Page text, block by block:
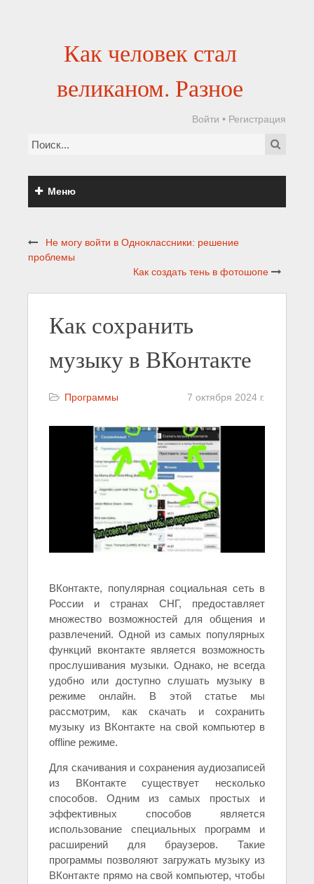
Как человек стал
великаном. Разное
Войти • Регистрация
Меню
Не могу войти в Одноклассники: решение
проблемы
Как создать тень в фотошопе
Как сохранить
музыку в ВКонтакте
Программы 7 октября 2024 г.
ВКонтакте, популярная социальная сеть в
России и странах СНГ, предоставляет
множество возможностей для общения и
развлечений. Одной из самых популярных
функций вконтакте является возможность
прослушивания музыки. Однако, не всегда
удобно или доступно слушать музыку в
режиме онлайн. В этой статье мы
рассмотрим, как скачать и сохранить
музыку из ВКонтакте на свой компьютер в
offline режиме.
Для скачивания и сохранения аудиозаписей
из ВКонтакте существует несколько
способов. Одним из самых простых и
эффективных способов является
использование специальных программ и
расширений для браузеров. Такие
программы позволяют загружать музыку из
ВКонтакте прямо на свой компьютер, чтобы